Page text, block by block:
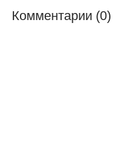
Комментарии (0)